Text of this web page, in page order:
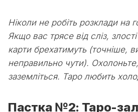
Ніколи не робіть розклади на
Якщо вас трясе від сліз,
карти брехатимуть (точніше,
неправильно чути).
заземліться. Таро любить
Пастка №2: Таро-